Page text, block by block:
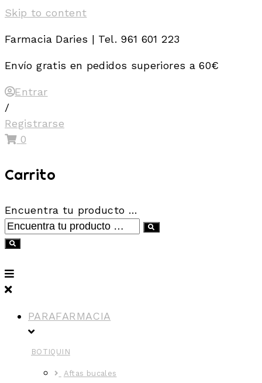
Skip to content
Farmacia Daries | Tel. 961 601 223
Envío gratis en pedidos superiores a 60€
Entrar
/
Registrarse
0
Carrito
Encuentra tu producto …
PARAFARMACIA
BOTIQUIN
Aftas bucales